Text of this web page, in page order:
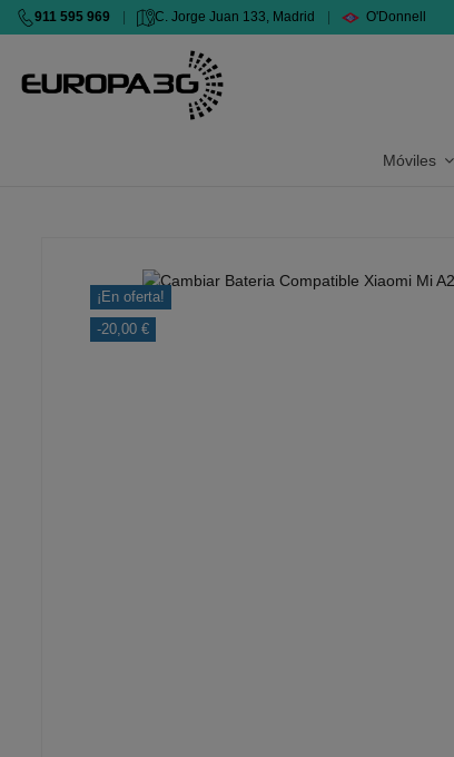
911 595 969 C. Jorge Juan 133, Madrid O'Donnell
Móviles
¡En oferta!
-20,00 €